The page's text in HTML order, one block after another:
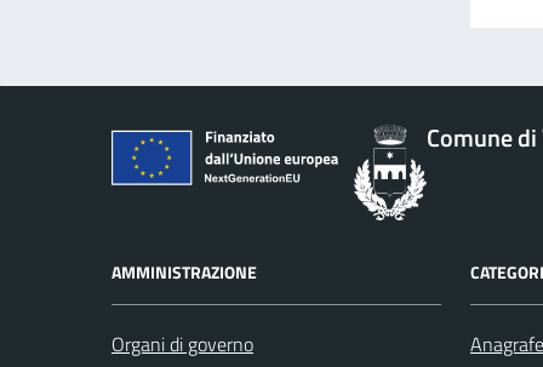
Comune
AMMINISTRAZIONE
Organi di governo